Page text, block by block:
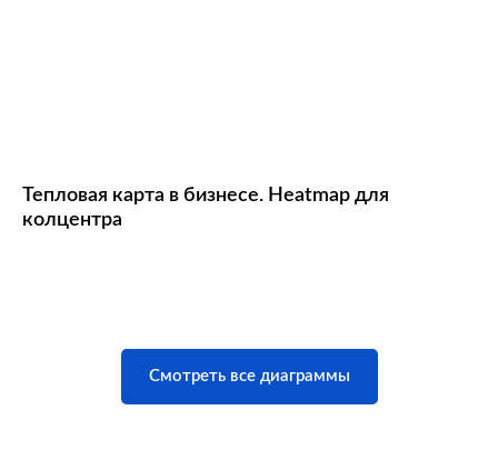
Тепловая карта в бизнесе. Heatmap для
колцентра
Смотреть все диаграммы